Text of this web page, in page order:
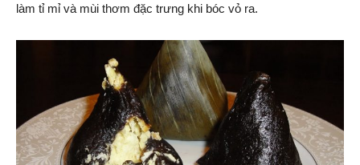
làm tỉ mỉ và mùi thơm đặc trưng khi bóc vỏ ra.